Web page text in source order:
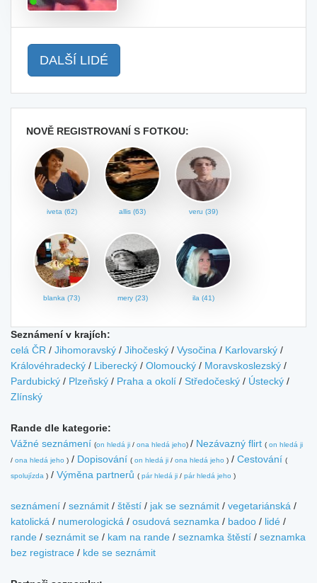
DALŠÍ LIDÉ
NOVĚ REGISTROVANÍ S FOTKOU:
iveta (62) allis (63) veru (39)
blanka (73) mery (23) ila (41)
Seznámení v krajích:
celá ČR / Jihomoravský / Jihočeský / Vysočina / Karlovarský /
Královéhradecký / Liberecký / Olomoucký / Moravskoslezský /
Pardubický / Plzeňský / Praha a okolí / Středočeský / Ústecký /
Zlínský
Rande dle kategorie:
Vážné seznámení (on hledá ji / ona hledá jeho) / Nezávazný flirt ( on hledá ji
/ ona hledá jeho ) / Dopisování ( on hledá ji / ona hledá jeho ) / Cestování (
spolujízda ) / Výměna partnerů ( pár hledá ji / pár hledá jeho )
seznámení / seznámit / štěstí / jak se seznámit / vegetariánská /
katolická / numerologická / osudová seznamka / badoo / lidé /
rande / seznámit se / kam na rande / seznamka štěstí / seznamka
bez registrace / kde se seznámit